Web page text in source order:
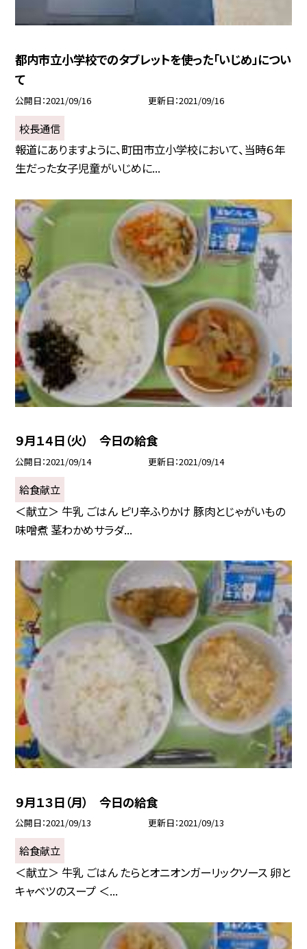
都内市立小学校でのタブレットを使った「いじめ」につい
て
公開日 2021/09/16 更新日 2021/09/16
校長通信
報道にありますように、町田市立小学校において、当時６年
生だった女子児童がいじめに...
９月１４日（火） 今日の給食
公開日 2021/09/14 更新日 2021/09/14
給食献立
＜献立＞ 牛乳 ごはん ピリ辛ふりかけ 豚肉とじゃがいもの
味噌煮 茎わかめサラダ...
９月１３日（月） 今日の給食
公開日 2021/09/13 更新日 2021/09/13
給食献立
＜献立＞ 牛乳 ごはん たらとオニオンガーリックソース 卵と
キャベツのスープ ＜...